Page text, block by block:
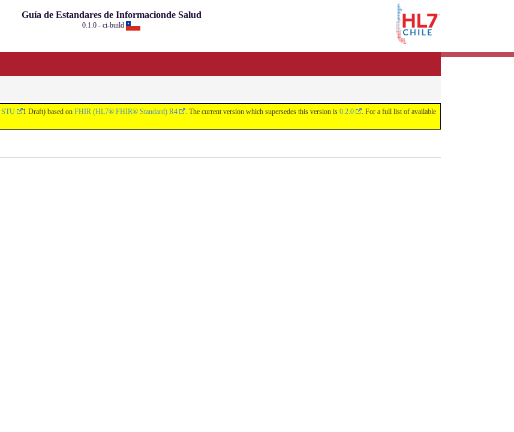
Guía de Estandares de Informacionde Salud
0.1.0 - ci-build
STU 1 Draft) based on FHIR (HL7® FHIR® Standard) R4 . The current version which supersedes this version is 0.2.0
. For a full list of available